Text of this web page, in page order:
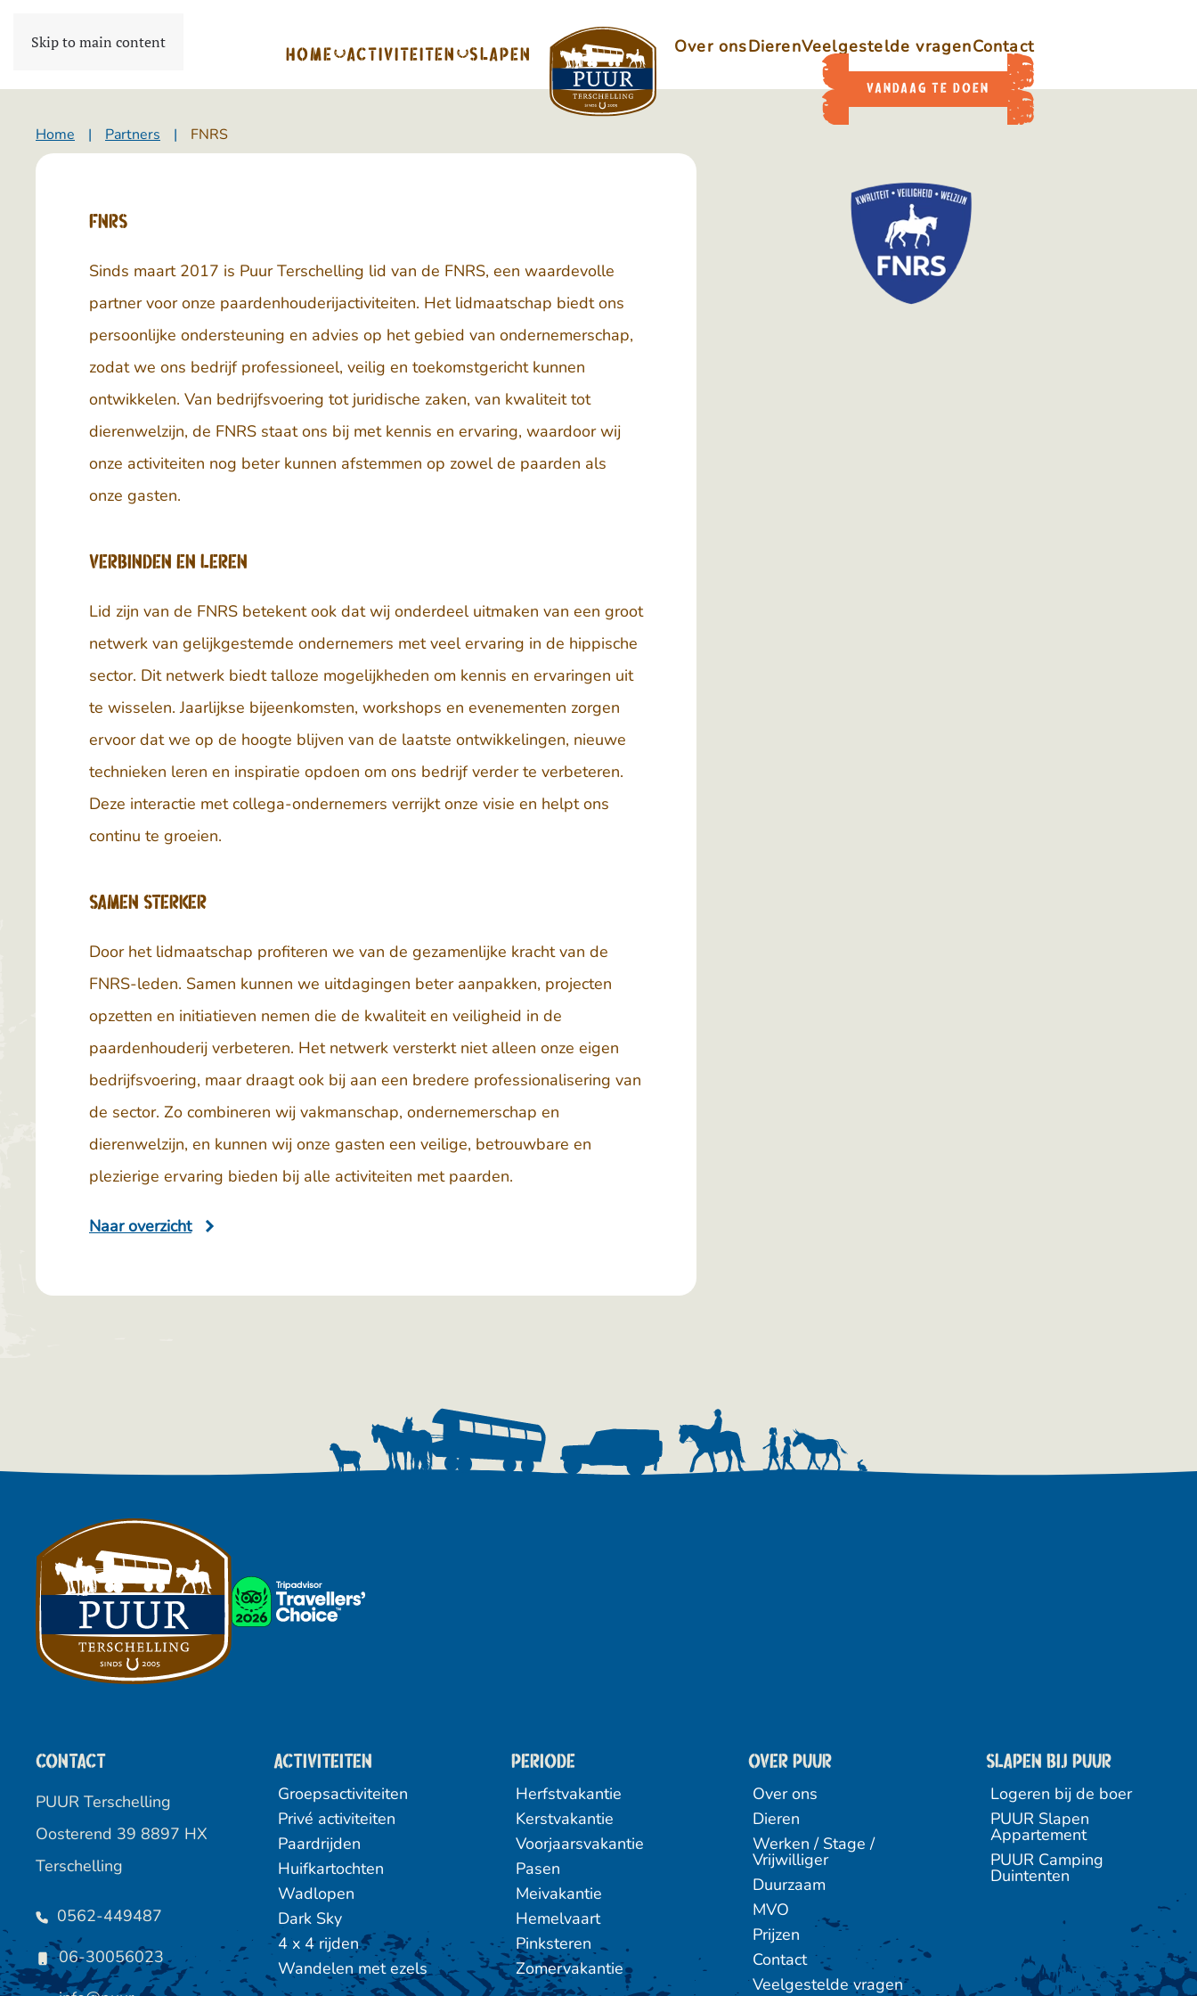
Skip to main content
HOME ACTIVITEITEN SLAPEN Over onsDierenVeelgestelde vragenContact
VANDAAG TE DOEN
Home Partners FNRS
FNRS
Sinds maart 2017 is Puur Terschelling lid van de FNRS, een waardevolle
partner voor onze paardenhouderijactiviteiten. Het lidmaatschap biedt ons
persoonlijke ondersteuning en advies op het gebied van ondernemerschap,
zodat we ons bedrijf professioneel, veilig en toekomstgericht kunnen
ontwikkelen. Van bedrijfsvoering tot juridische zaken, van kwaliteit tot
dierenwelzijn, de FNRS staat ons bij met kennis en ervaring, waardoor wij
onze activiteiten nog beter kunnen afstemmen op zowel de paarden als
onze gasten.
Verbinden en leren
Lid zijn van de FNRS betekent ook dat wij onderdeel uitmaken van een groot
netwerk van gelijkgestemde ondernemers met veel ervaring in de hippische
sector. Dit netwerk biedt talloze mogelijkheden om kennis en ervaringen uit
te wisselen. Jaarlijkse bijeenkomsten, workshops en evenementen zorgen
ervoor dat we op de hoogte blijven van de laatste ontwikkelingen, nieuwe
technieken leren en inspiratie opdoen om ons bedrijf verder te verbeteren.
Deze interactie met collega-ondernemers verrijkt onze visie en helpt ons
continu te groeien.
Samen Sterker
Door het lidmaatschap profiteren we van de gezamenlijke kracht van de
FNRS-leden. Samen kunnen we uitdagingen beter aanpakken, projecten
opzetten en initiatieven nemen die de kwaliteit en veiligheid in de
paardenhouderij verbeteren. Het netwerk versterkt niet alleen onze eigen
bedrijfsvoering, maar draagt ook bij aan een bredere professionalisering van
de sector. Zo combineren wij vakmanschap, ondernemerschap en
dierenwelzijn, en kunnen wij onze gasten een veilige, betrouwbare en
plezierige ervaring bieden bij alle activiteiten met paarden.
Naar overzicht
Contact
PUUR Terschelling
Oosterend 39 8897 HX
Terschelling
0562-449487
06-30056023
Activiteiten
Groepsactiviteiten
Privé activiteiten
Paardrijden
Huifkartochten
Wadlopen
Dark Sky
4 x 4 rijden
Wandelen met ezels
Periode
Herfstvakantie
Kerstvakantie
Voorjaarsvakantie
Pasen
Meivakantie
Hemelvaart
Pinksteren
Zomervakantie
Over PUUR
Over ons
Dieren
Werken / Stage /
Vrijwilliger
Duurzaam
MVO
Prijzen
Contact
Veelgestelde vragen
Slapen bij puur
Logeren bij de boer
PUUR Slapen
Appartement
PUUR Camping
Duintenten